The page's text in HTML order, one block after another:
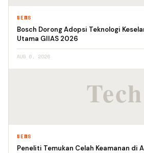
NEWS
Bosch Dorong Adopsi Teknologi
Utama GIIAS 2026
AUG 6, 2026
NEWS
Peneliti Temukan Celah Keamanan di